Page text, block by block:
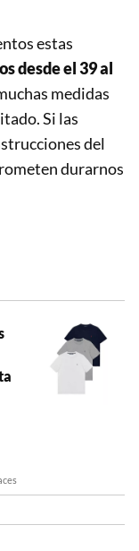
estas
desde el 39 al
medidas
Si las
del
durarnos